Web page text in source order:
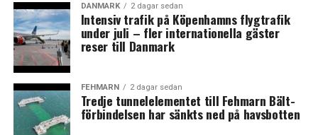
DANMARK 2 dagar sedan
Intensiv trafik på Köpenhamns flygtrafik
under juli – fler internationella gäster
reser till Danmark
FEHMARN 2 dagar sedan
Tredje tunnelelementet till Fehmarn Bält-
förbindelsen har sänkts ned på havsbotten